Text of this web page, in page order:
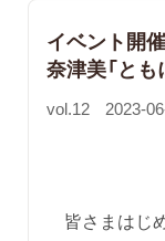
イベント開
奈津美「とも
vol.12 2023-
皆さまはじ